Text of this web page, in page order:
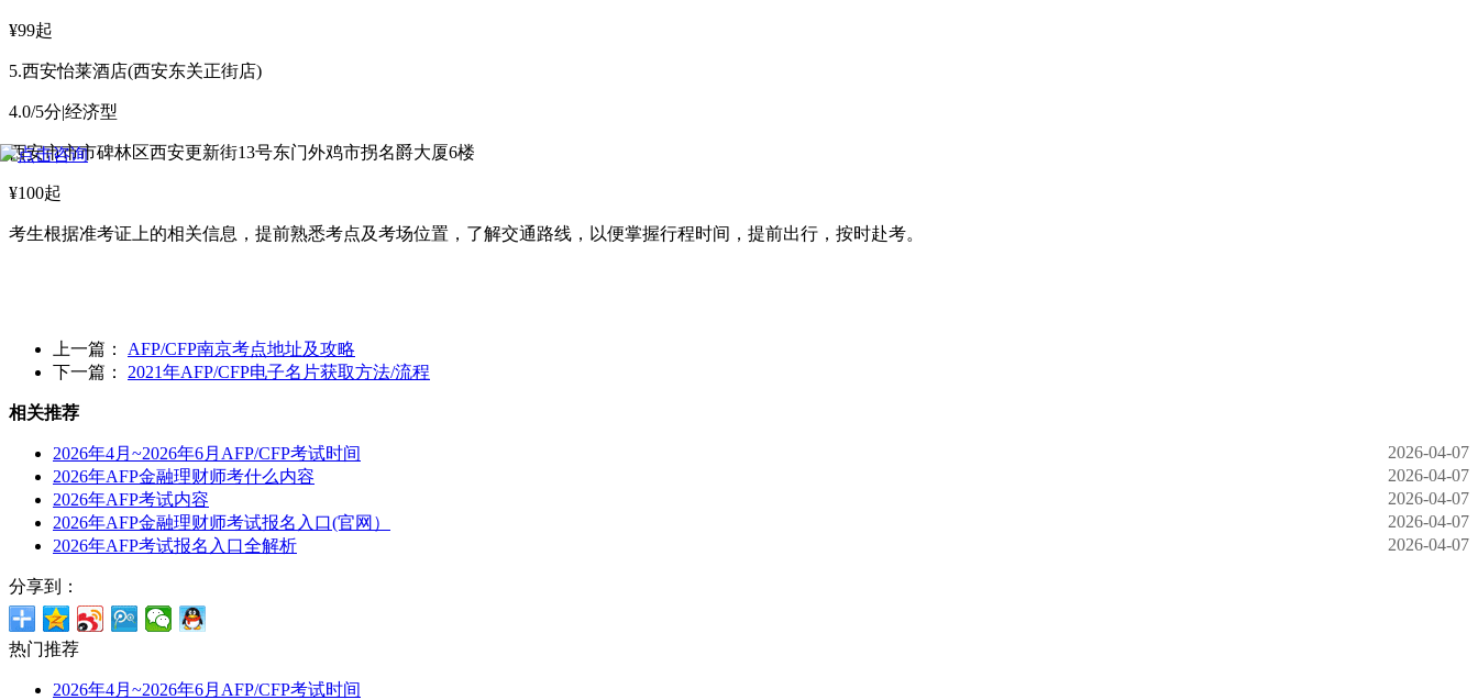
¥99起
5.西安怡莱酒店(西安东关正街店)
4.0/5分|经济型
西安市市市碑林区西安更新街13号东门外鸡市拐名爵大厦6楼
¥100起
考生根据准考证上的相关信息，提前熟悉考点及考场位置，了解交通路线，以便掌握行程时间，提前出行，按时赴考。
上一篇：
AFP/CFP南京考点地址及攻略
下一篇：
2021年AFP/CFP电子名片获取方法/流程
相关推荐
2026年4月~2026年6月AFP/CFP考试时间
2026-04-07
2026年AFP金融理财师考什么内容
2026-04-07
2026年AFP考试内容
2026-04-07
2026年AFP金融理财师考试报名入口(官网）
2026-04-07
2026年AFP考试报名入口全解析
2026-04-07
分享到：
热门推荐
2026年4月~2026年6月AFP/CFP考试时间